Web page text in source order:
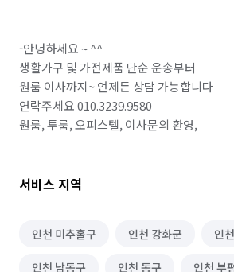
-안녕하세요 ~ ^^
생활가구 및 가전제품 단순 운송부터
원룸 이사까지~ 언제든 상담 가능합니다
연락주세요 010.3239.9580
원룸, 투룸, 오피스텔, 이사문의 환영,
서비스 지역
인천 미추홀구 인천 강화군 인
인천 남동구 인천 동구 인천 부